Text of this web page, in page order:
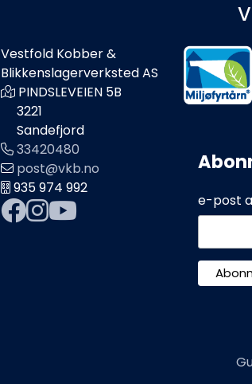
Vestfold Kobber &
Blikkenslagerverksted AS
PINDSLEVEIEN 5B
3221
Sandefjord
33420480
post@vkb.no
935 974 992
e-post